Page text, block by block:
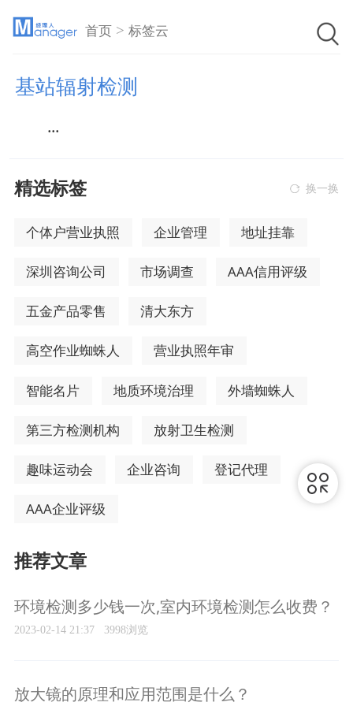
首页 >标签云
基站辐射检测
...
精选标签 换一换
个体户营业执照 企业管理 地址挂靠
深圳咨询公司 市场调查 AAA信用评级
五金产品零售 清大东方
高空作业蜘蛛人 营业执照年审
智能名片 地质环境治理 外墙蜘蛛人
第三方检测机构 放射卫生检测
趣味运动会 企业咨询 登记代理
AAA企业评级
推荐文章
环境检测多少钱一次,室内环境检测怎么收费？
2023-02-14 21:37 3998浏览
放大镜的原理和应用范围是什么？